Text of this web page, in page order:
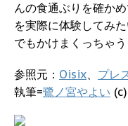
んの食通ぶりを確か
を実際に体験してみ
でもかけまくっちゃ
参照元： Oisix、 プレ
執筆=鷺ノ宮やよい